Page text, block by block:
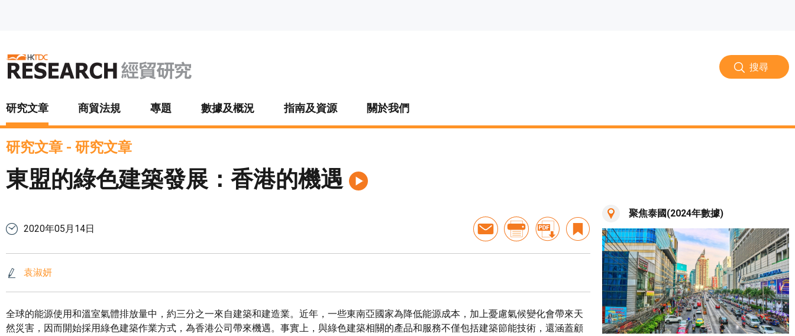
搜尋
研究文章 商貿法規 專題 數據及概況 指南及資源 關於我們
研究文章 - 研究文章
東盟的綠色建築發展：香港的機遇
2020年05月14日
袁淑妍
全球的能源使用和溫室氣體排放量中，約三分之一來自建築和建造業。近年，一些東南亞國家為降低能源成本，加上憂慮氣候變化會帶來天
然災害，因而開始採用綠色建築作業方式，為香港公司帶來機遇。事實上，與綠色建築相關的產品和服務不僅包括建築節能技術，還涵蓋顧
聚焦泰國(2024年數據)